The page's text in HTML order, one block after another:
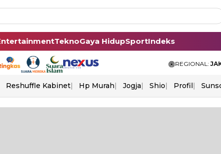
TeknoGaya HidupSportIndeks
REGIONAL:
Reshuffle Kabinet Hp Murah Jogja Shio Profil